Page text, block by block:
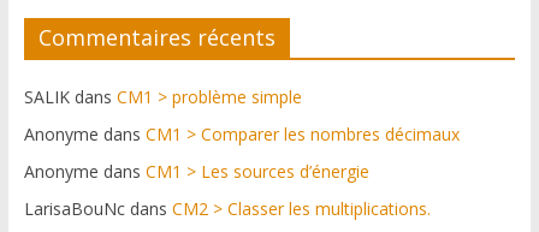
Commentaires récents
SALIKdans CM1 > problème simple
Anonyme dans CM1 > Comparer les nombres décimaux
Anonyme dans CM1 > Les sources d’énergie
LarisaBouNcdans CM2 > Classer les multiplications.